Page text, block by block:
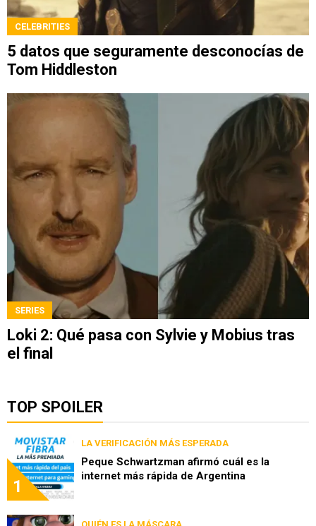
CELEBRITIES
5 datos que seguramente desconocías de
Tom Hiddleston
SERIES
Loki 2: Qué pasa con Sylvie y Mobius tras
el final
TOP SPOILER
1
LA VERIFICACIÓN MÁS ESPERADA
Peque Schwartzman afirmó cuál es la
internet más rápida de Argentina